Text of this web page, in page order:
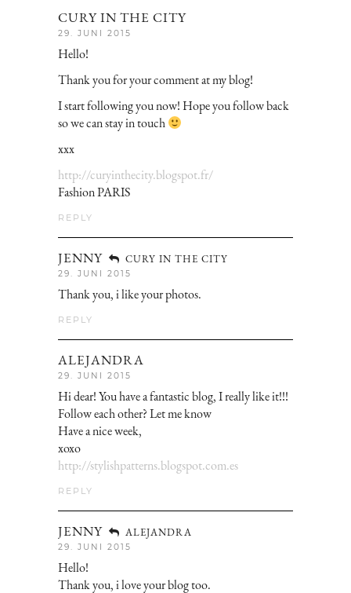
CURY IN THE CITY
29. JUNI 2015
Hello!
Thank you for your comment at my blog!
I start following you now! Hope you follow back
so we can stay in touch
xxx
http://curyinthecity.blogspot.fr/
Fashion PARIS
REPLY
JENNY CURY IN THE CITY
29. JUNI 2015
Thank you, i like your photos.
REPLY
ALEJANDRA
29. JUNI 2015
Hi dear! You have a fantastic blog, I really like it!!!
Follow each other? Let me know
Have a nice week,
xoxo
http://stylishpatterns.blogspot.com.es
REPLY
JENNY ALEJANDRA
29. JUNI 2015
Hello!
Thank you, i love your blog too.